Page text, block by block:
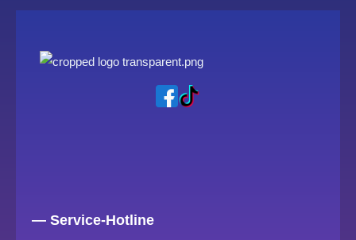
— Service-Hotline